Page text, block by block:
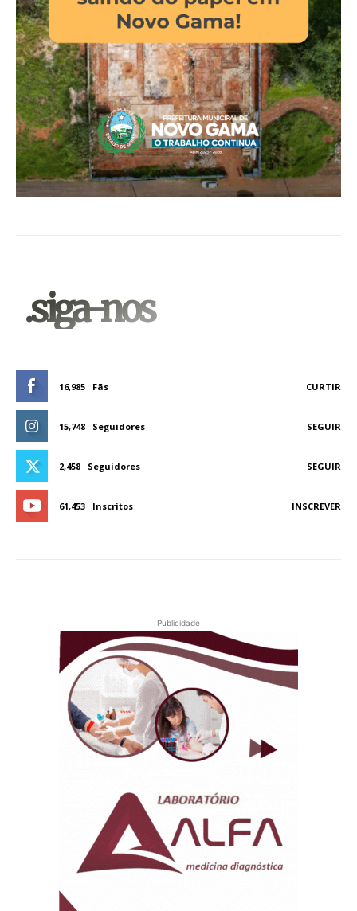
.siga-nos
16,985 Fãs CURTIR
15,748 Seguidores SEGUIR
2,458 Seguidores SEGUIR
61,453 Inscritos INSCREVER
Publicidade